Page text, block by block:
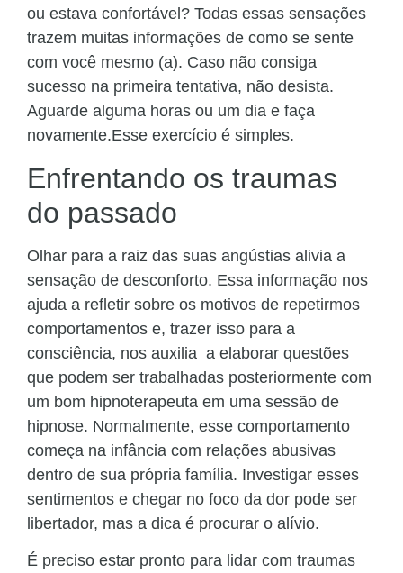
ou estava confortável? Todas essas sensações
trazem muitas informações de como se sente
com você mesmo (a). Caso não consiga
sucesso na primeira tentativa, não desista.
Aguarde alguma horas ou um dia e faça
novamente.Esse exercício é simples.
Enfrentando os traumas
do passado
Olhar para a raiz das suas angústias alivia a
sensação de desconforto. Essa informação nos
ajuda a refletir sobre os motivos de repetirmos
comportamentos e, trazer isso para a
consciência, nos auxilia a elaborar questões
que podem ser trabalhadas posteriormente com
um bom hipnoterapeuta em uma sessão de
hipnose. Normalmente, esse comportamento
começa na infância com relações abusivas
dentro de sua própria família. Investigar esses
sentimentos e chegar no foco da dor pode ser
libertador, mas a dica é procurar o alívio.
É preciso estar pronto para lidar com traumas